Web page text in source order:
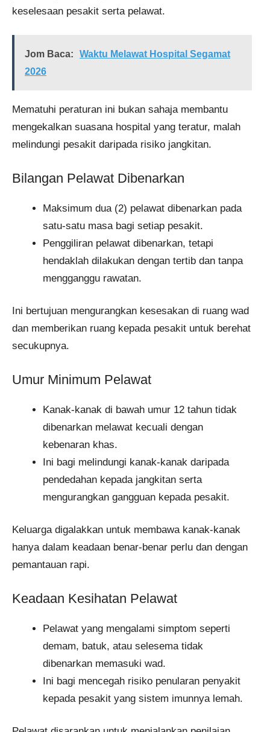
keselesaan pesakit serta pelawat.
Jom Baca:
Waktu Melawat Hospital Segamat
2026
Mematuhi peraturan ini bukan sahaja membantu
mengekalkan suasana hospital yang teratur, malah
melindungi pesakit daripada risiko jangkitan.
Bilangan Pelawat Dibenarkan
Maksimum dua (2) pelawat dibenarkan pada
satu-satu masa bagi setiap pesakit.
Penggiliran pelawat dibenarkan, tetapi
hendaklah dilakukan dengan tertib dan tanpa
mengganggu rawatan.
Ini bertujuan mengurangkan kesesakan di ruang wad
dan memberikan ruang kepada pesakit untuk berehat
secukupnya.
Umur Minimum Pelawat
Kanak-kanak di bawah umur 12 tahun tidak
dibenarkan melawat kecuali dengan
kebenaran khas.
Ini bagi melindungi kanak-kanak daripada
pendedahan kepada jangkitan serta
mengurangkan gangguan kepada pesakit.
Keluarga digalakkan untuk membawa kanak-kanak
hanya dalam keadaan benar-benar perlu dan dengan
pemantauan rapi.
Keadaan Kesihatan Pelawat
Pelawat yang mengalami simptom seperti
demam, batuk, atau selesema tidak
dibenarkan memasuki wad.
Ini bagi mencegah risiko penularan penyakit
kepada pesakit yang sistem imunnya lemah.